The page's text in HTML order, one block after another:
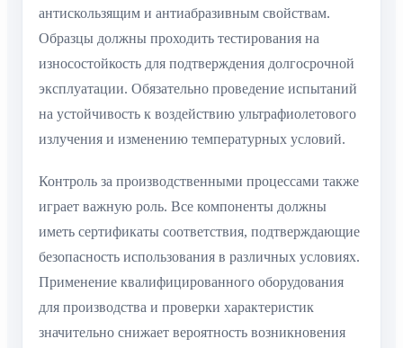
антискользящим и антиабразивным свойствам.
Образцы должны проходить тестирования на
износостойкость для подтверждения долгосрочной
эксплуатации. Обязательно проведение испытаний
на устойчивость к воздействию ультрафиолетового
излучения и изменению температурных условий.
Контроль за производственными процессами также
играет важную роль. Все компоненты должны
иметь сертификаты соответствия, подтверждающие
безопасность использования в различных условиях.
Применение квалифицированного оборудования
для производства и проверки характеристик
значительно снижает вероятность возникновения